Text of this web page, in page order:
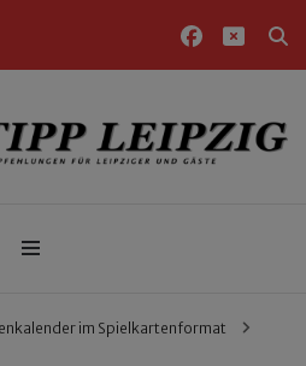
für Leipziger und Gäste
im Spielkartenformat